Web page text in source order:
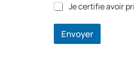
Je certifie avoir
Envoyer